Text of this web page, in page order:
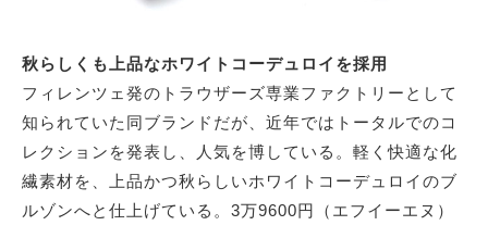
秋らしくも上品なホワイトコーデュロイを採用
フィレンツェ発のトラウザーズ専業ファクトリーとして
知られていた同ブランドだが、近年ではトータルでのコ
レクションを発表し、人気を博している。軽く快適な化
繊素材を、上品かつ秋らしいホワイトコーデュロイのブ
ルゾンへと仕上げている。3万9600円（エフイーエヌ）